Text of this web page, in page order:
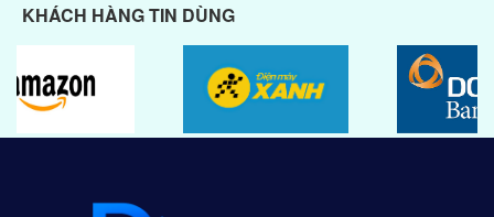
KHÁCH HÀNG TIN DÙNG